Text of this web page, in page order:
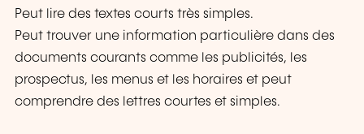
Peut lire des textes courts très simples.
Peut trouver une information particulière dans des
documents courants comme les publicités, les
prospectus, les menus et les horaires et peut
comprendre des lettres courtes et simples.